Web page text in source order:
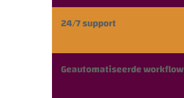
24/7 support
Geautomatiseerde workflow